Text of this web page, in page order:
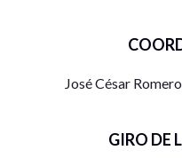
José César
GIRO DE